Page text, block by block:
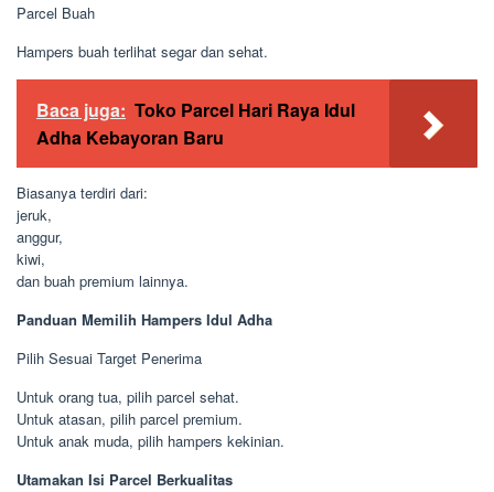
Parcel Buah
Hampers buah terlihat segar dan sehat.
Baca juga: Toko Parcel Hari Raya Idul
Adha Kebayoran Baru
Biasanya terdiri dari:
jeruk,
anggur,
kiwi,
dan buah premium lainnya.
Panduan Memilih Hampers Idul Adha
Pilih Sesuai Target Penerima
Untuk orang tua, pilih parcel sehat.
Untuk atasan, pilih parcel premium.
Untuk anak muda, pilih hampers kekinian.
Utamakan Isi Parcel Berkualitas